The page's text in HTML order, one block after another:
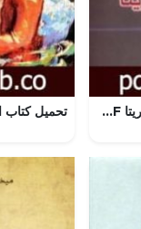
تحميل كتاب المعلم ومرغريتا PDF تأليف ميخائيل بولغاكوف مجانا [كامل]